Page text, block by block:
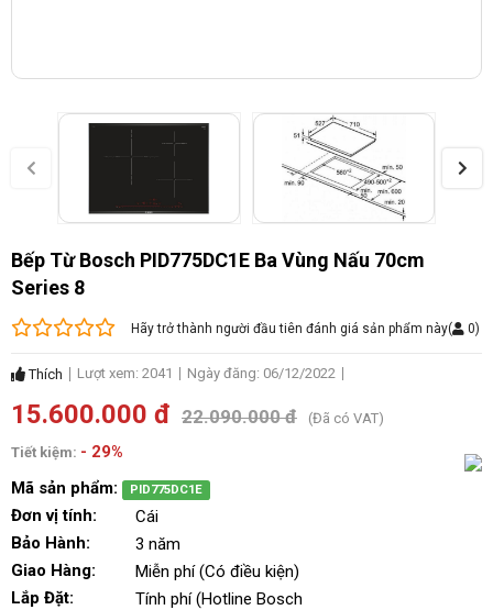
Bếp Từ Bosch PID775DC1E Ba Vùng Nấu 70cm
Series 8
Hãy trở thành người đầu tiên đánh giá sản phẩm này( 0)
Thích Lượt xem: 2041 Ngày đăng: 06/12/2022
15.600.000 đ 22.090.000 đ (Đã có VAT)
Tiết kiệm: - 29%
Mã sản phẩm:
PID775DC1E
Đơn vị tính:
Cái
Bảo Hành:
3 năm
Giao Hàng:
Miễn phí (Có điều kiện)
Lắp Đặt:
Tính phí (Hotline Bosch